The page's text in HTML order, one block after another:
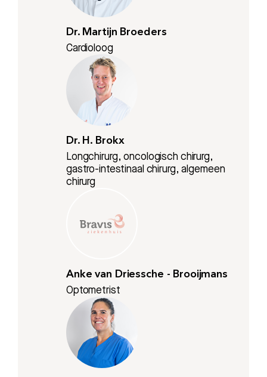
Dr. Martijn Broeders
Cardioloog
Dr. H. Brokx
Longchirurg, oncologisch chirurg,
gastro-intestinaal chirurg, algemeen
chirurg
Anke van Driessche - Brooijmans
Optometrist